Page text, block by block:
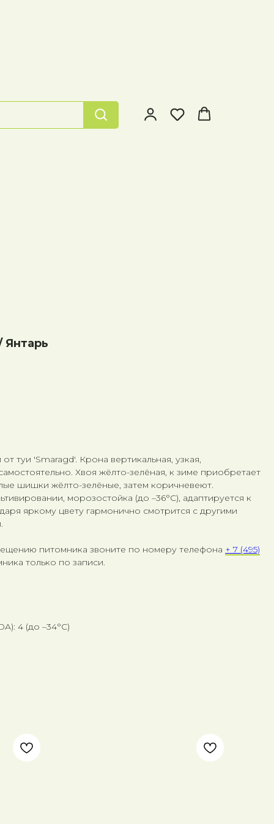
Янтарь
туи 'Smaragd'. Крона вертикальная, узкая,
Хвоя жёлто-зелёная, к зиме приобретает
шишки жёлто-зелёные, затем коричневеют.
морозостойка (до –36°C), адаптируется к
яркому цвету гармонично смотрится с другими
питомника звоните по номеру телефона + 7 (495)
только по записи.
4 (до –34°C)